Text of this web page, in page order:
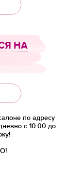
НА
по адресу
с 10:00 до